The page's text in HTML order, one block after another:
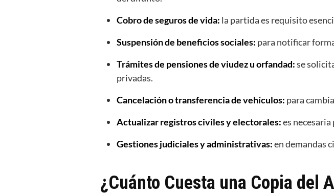
Cobro de seguros de vida: la partida es requisito
Suspensión de beneficios sociales: para notificar
Trámites de pensiones de viudez u orfandad:se
privadas.
Cancelación o transferencia de vehículos: para
Actualizar registros civiles y electorales:es
Gestiones judiciales y administrativas:en demandas
¿Cuánto Cuesta una Copia del